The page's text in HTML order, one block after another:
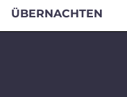
ÜBERNACHTEN